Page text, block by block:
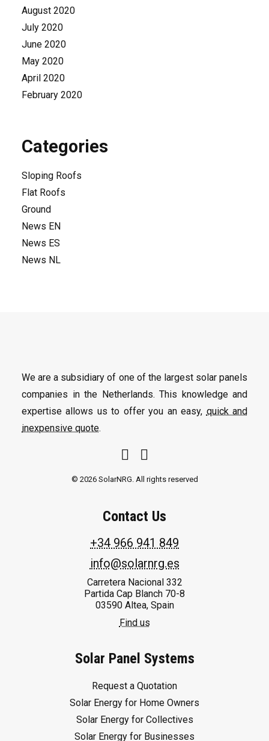
August 2020
July 2020
June 2020
May 2020
April 2020
February 2020
Categories
Sloping Roofs
Flat Roofs
Ground
News EN
News ES
News NL
We are a subsidiary of one of the largest solar panels
companies in the Netherlands. This knowledge and
expertise allows us to offer you an easy, quick and
inexpensive quote.
© 2026 SolarNRG. All rights reserved
Contact Us
+34 966 941 849
info@solarnrg.es
Carretera Nacional 332
Partida Cap Blanch 70-8
03590 Altea, Spain
Find us
Solar Panel Systems
Request a Quotation
Solar Energy for Home Owners
Solar Energy for Collectives
Solar Energy for Businesses